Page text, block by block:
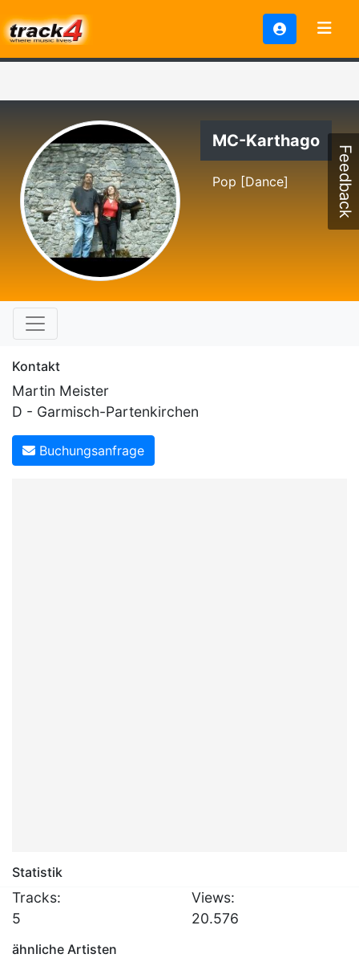
MC-Karthago
Pop [Dance]
Kontakt
Martin Meister
D - Garmisch-Partenkirchen
Buchungsanfrage
Statistik
Tracks:
5
Views:
20.576
ähnliche Artisten
Feedback